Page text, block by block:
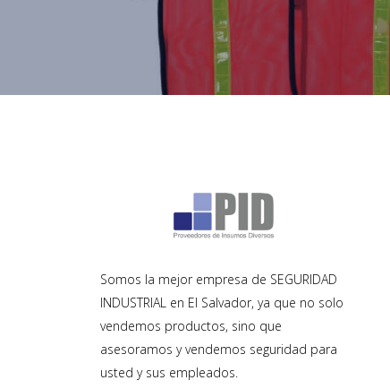
Somos la mejor empresa de SEGURIDAD
INDUSTRIAL en El Salvador, ya que no solo
vendemos productos, sino que
asesoramos y vendemos seguridad para
usted y sus empleados.